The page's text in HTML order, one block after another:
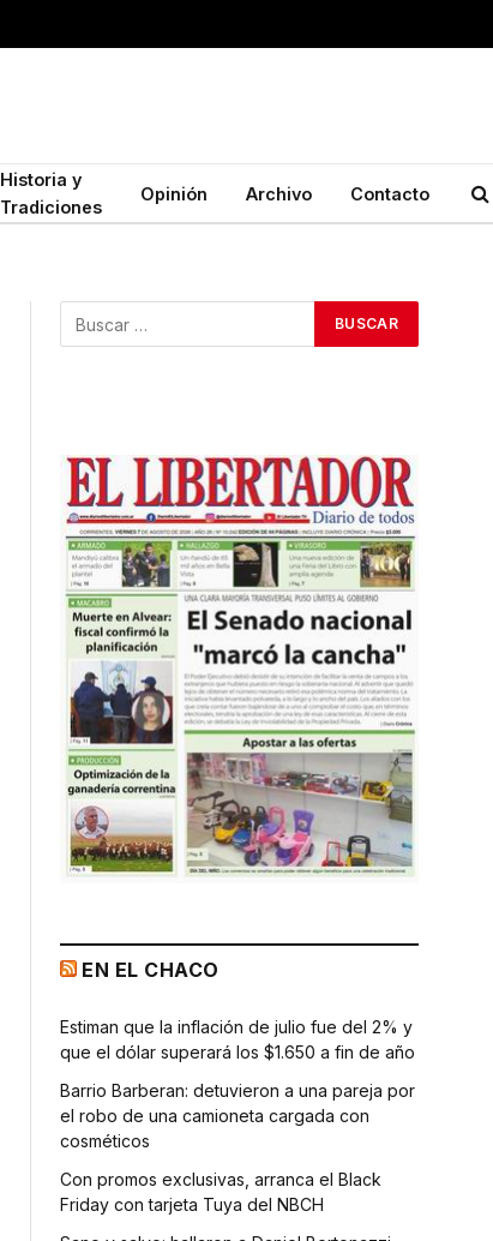
Historia y
Tradiciones
Opinión Archivo Contacto
EN EL CHACO
Estiman que la inflación de julio fue del 2% y
que el dólar superará los $1.650 a fin de año
Barrio Barberan: detuvieron a una pareja por
el robo de una camioneta cargada con
cosméticos
Con promos exclusivas, arranca el Black
Friday con tarjeta Tuya del NBCH